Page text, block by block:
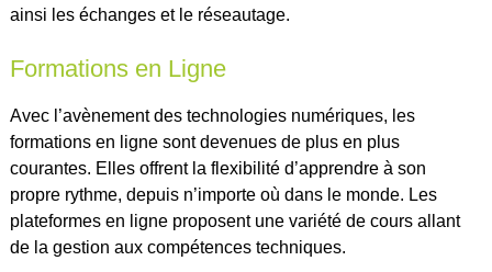
ainsi les échanges et le réseautage.
Formations en Ligne
Avec l’avènement des technologies numériques, les
formations en ligne sont devenues de plus en plus
courantes. Elles offrent la flexibilité d’apprendre à son
propre rythme, depuis n’importe où dans le monde. Les
plateformes en ligne proposent une variété de cours allant
de la gestion aux compétences techniques.